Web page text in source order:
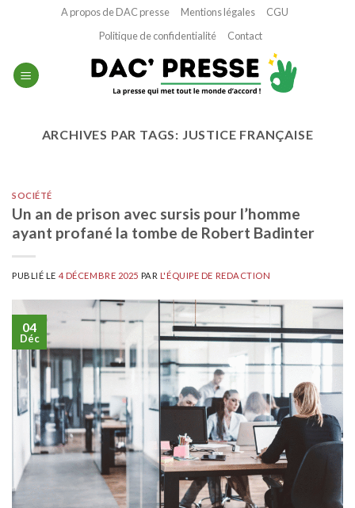
A propos de DAC presse Mentions légales
CGU
Politique de confidentialité
Contact
ARCHIVES PAR TAGS: JUSTICE FRANÇAISE
SOCIÉTÉ
Un an de prison avec sursis pour l’homme
ayant profané la tombe de Robert Badinter
PUBLIÉ LE 4 DÉCEMBRE 2025 PAR L'ÉQUIPE DE REDACTION
04
Déc